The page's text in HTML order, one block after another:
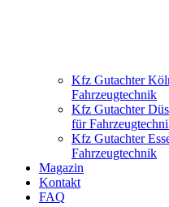
Kfz Gutachter
Fahrzeugtechnik
Kfz Gutachter
für
Kfz Gutachter
Fahrzeugtechnik
Magazin
Kontakt
FAQ